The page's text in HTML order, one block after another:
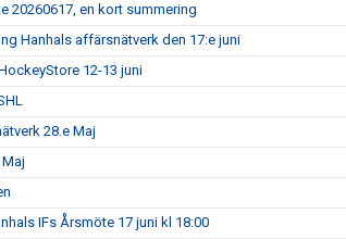
20260617, en kort summering
Hanhals affärsnätverk den 17:e juni
12-13 juni
28.e Maj
IFs Årsmöte 17 juni kl 18:00